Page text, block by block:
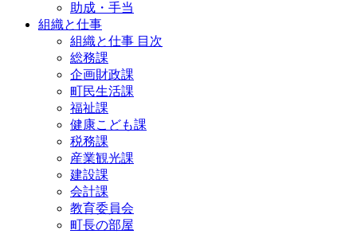
助成・手当
組織と仕事
組織と仕事 目次
総務課
企画財政課
町民生活課
福祉課
健康こども課
税務課
産業観光課
建設課
会計課
教育委員会
町長の部屋